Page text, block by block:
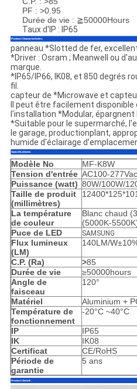
PF : >0.95
Durée de vie : ≧50000Hours
Taux d'IP : IP65
panneau *Slotted de fer,
*Driver : Osram ; Meanwell ou
marque.
*IP65/IP66, IK08, et 850 degrés
fil.
capteur de *Microwave et
Il peut être facilement disponible
l'installation *Modular,
*Suitable pour le supermarché,
le garage, productionplant,
humide d'éclairage
Modèle No
MF-K8W
Tension d'entrée AC100-
Puissance (watt) 80W/100W/
Taille de produit
(millimètres)
La température
de couleur
Blanc chaud
(5000K-
Puce de LED
SAMSUNG
Flux lumineux
(LM)
140LM/
C.P. (Ra) >85
Durée de vie
≥50000hours
Angle de
faisceau
120°
Matériel
Aluminium +
Température de
fonctionnement
-20°C ~40°C
IP
IP65
IK
IK08
Certificat
CE/RoHS
Période de
garantie
5 ans